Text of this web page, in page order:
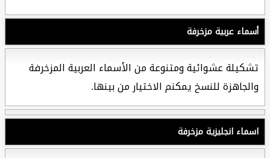
أسماء عربية مزخرفة
تشكيلة عشوائية ومتنوعة من الأسماء العربية المزخرفة
والجاهزة للنسخ يمكنم الاختيار من بينها.
اسماء انجليزية مزخرفة